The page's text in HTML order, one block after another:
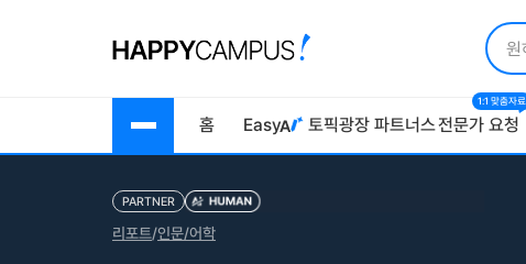
홈 Easy 토픽광장 파트너스전문가 요청
1:1 맞춤자료
PARTNER
리포트/인문/어학